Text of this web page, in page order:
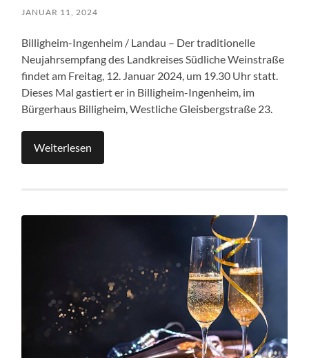
JANUAR 11, 2024
Billigheim-Ingenheim / Landau – Der traditionelle
Neujahrsempfang des Landkreises Südliche Weinstraße
findet am Freitag, 12. Januar 2024, um 19.30 Uhr statt.
Dieses Mal gastiert er in Billigheim-Ingenheim, im
Bürgerhaus Billigheim, Westliche Gleisbergstraße 23.
Weiterlesen